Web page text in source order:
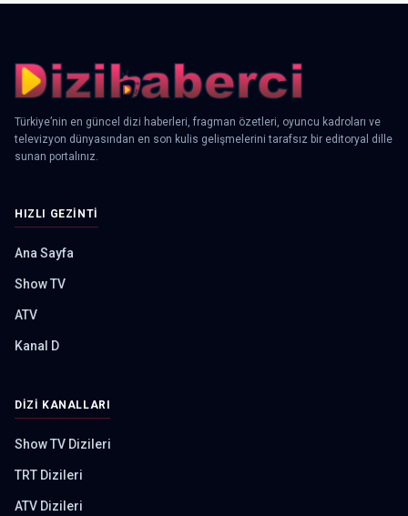
Türkiye’nin en güncel dizi haberleri, fragman özetleri, oyuncu kadroları ve
televizyon dünyasından en son kulis gelişmelerini tarafsız bir editoryal dille
sunan portalınız.
HIZLI GEZINTI
Ana Sayfa
Show TV
ATV
Kanal D
DIZI KANALLARI
Show TV Dizileri
TRT Dizileri
ATV Dizileri